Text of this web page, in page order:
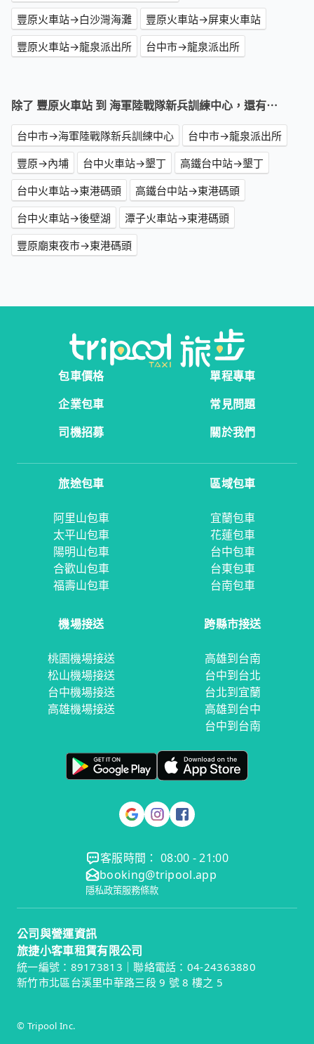
豐原火車站→白沙灣海灘
豐原火車站→屏東火車站
豐原火車站→龍泉派出所
台中市→龍泉派出所
除了 豐原火車站 到 海軍陸戰隊新兵訓練中心，還有⋯
台中市→海軍陸戰隊新兵訓練中心
台中市→龍泉派出所
豐原→內埔
台中火車站→墾丁
高鐵台中站→墾丁
台中火車站→東港碼頭
高鐵台中站→東港碼頭
台中火車站→後壁湖
潭子火車站→東港碼頭
豐原廟東夜市→東港碼頭
包車價格
單程專車
企業包車
常見問題
司機招募
關於我們
旅途包車
阿里山包車
太平山包車
陽明山包車
合歡山包車
福壽山包車
區域包車
宜蘭包車
花蓮包車
台中包車
台東包車
台南包車
機場接送
桃園機場接送
松山機場接送
台中機場接送
高雄機場接送
跨縣市接送
高雄到台南
台中到台北
台北到宜蘭
高雄到台中
台中到台南
客服時間： 08:00 - 21:00
booking@tripool.app
隱私政策服務條款
公司與營運資訊
旅捷小客車租賃有限公司
統一編號：89173813｜聯絡電話：04-24363880
新竹市北區台溪里中華路三段 9 號 8 樓之 5
© Tripool Inc.